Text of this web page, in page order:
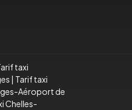
taxi
Tarif taxi
Aéroport de
Chelles-